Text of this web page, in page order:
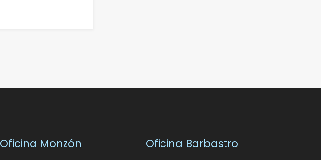
Oficina Monzón Oficina Barbastro